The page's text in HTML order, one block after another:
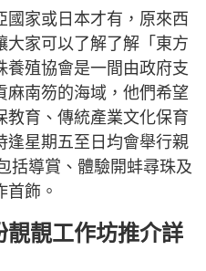
國家或日本才有，原來西
大家可以了解了解「東方
養殖協會是一間由政府支
麻南笏的海域，他們希望
教育、傳統產業文化保育
逢星期五至日均會舉行親
括導賞、體驗開蚌尋珠及
飾。
靚靚工作坊推介詳